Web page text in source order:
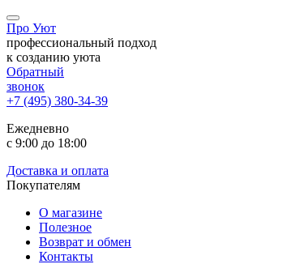
Про Уют
профессиональный подход
к созданию уюта
Обратный
звонок
+7 (495) 380-34-39
Ежедневно
с 9:00 до 18:00
Доставка и оплата
Покупателям
О магазине
Полезное
Возврат и обмен
Контакты